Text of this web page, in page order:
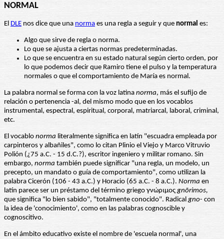
NORMAL
El DLE nos dice que una norma es una regla a seguir y que normal es:
Algo que sirve de regla o norma.
Lo que se ajusta a ciertas normas predeterminadas.
Lo que se encuentra en su estado natural según cierto orden, por
lo que podemos decir que Ramiro tiene el pulso y la temperatura
normales o que el comportamiento de María es normal.
La palabra normal se forma con la voz latina norma, más el sufijo de
relación o pertenencia -al, del mismo modo que en los vocablos
instrumental, espectral, espiritual, corporal, matriarcal, laboral, criminal,
etc.
El vocablo norma literalmente significa en latín "escuadra empleada por
carpinteros y albañiles", como lo citan Plinio el Viejo y Marco Vitruvio
Polión (¿75 a.C. - 15 d.C.?), escritor ingeniero y militar romano. Sin
embargo, norma también puede significar "una regla, un modelo, un
precepto, un mandato o guía de comportamiento", como utilizan la
palabra Cicerón (106 - 43 a.C.) y Horacio (65 a.C. - 8 a.C.). Norma en
latín parece ser un préstamo del término griego γνώριμος gnōrimos,
que significa "lo bien sabido", "totalmente conocido". Radicalgno- con
la idea de 'conocimiento', como en las palabras cognoscible y
cognoscitivo.
En el ámbito educativo existe el nombre de 'escuela normal', una